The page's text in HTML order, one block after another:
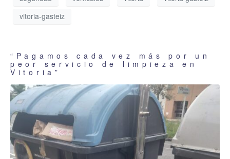
vitoria-gasteiz
“Pagamos cada vez más por un
peor servicio de limpieza en
Vitoria”